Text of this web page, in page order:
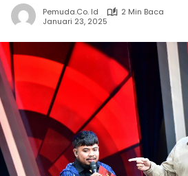
Pemuda.co. Id
2 Min Baca
Januari 23, 2025